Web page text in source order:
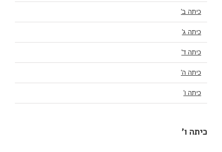
כיתה ב'
כיתה ג'
כיתה ד'
כיתה ה'
כיתה ו'
כיתה ו'